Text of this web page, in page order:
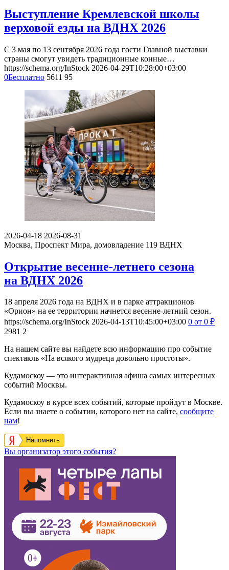
Выступление Кремлевской школы
верховой езды на ВДНХ 2026
С 3 мая по 13 сентября 2026 года гости Главной выставки
страны смогут увидеть традиционные конные…
https://schema.org/InStock 2026-04-29T10:28:00+03:00
0Бесплатно 5611 95
2026-04-18 2026-08-31
Москва, Проспект Мира, домовладение 119 ВДНХ
Открытие весенне-летнего сезона
на ВДНХ 2026
18 апреля 2026 года на ВДНХ и в парке аттракционов
«Орион» на ее территории начнется весенне-летний сезон.
https://schema.org/InStock 2026-04-13T10:45:00+03:00 0 от 0 ₽
2981 2
На нашем сайте вы найдете всю информацию про событие
спектакль «На всякого мудреца довольно простоты».
Кудамоскоу — это интерактивная афиша самых интересных
событий Москвы.
Кудамоскоу в курсе всех событий, которые пройдут в Москве.
Если вы знаете о событии, которого нет на сайте, сообщите
нам!
Напомнить
Вы организатор этого события?